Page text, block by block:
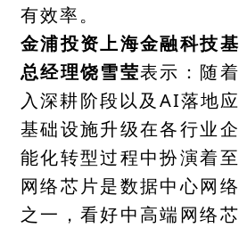
有效率。
金浦投资上海金融科技
总经理饶雪莹表示：随
入深耕阶段以及AI落地
基础设施升级在各行业
能化转型过程中扮演着
网络芯片是数据中心网
之一，看好中高端网络